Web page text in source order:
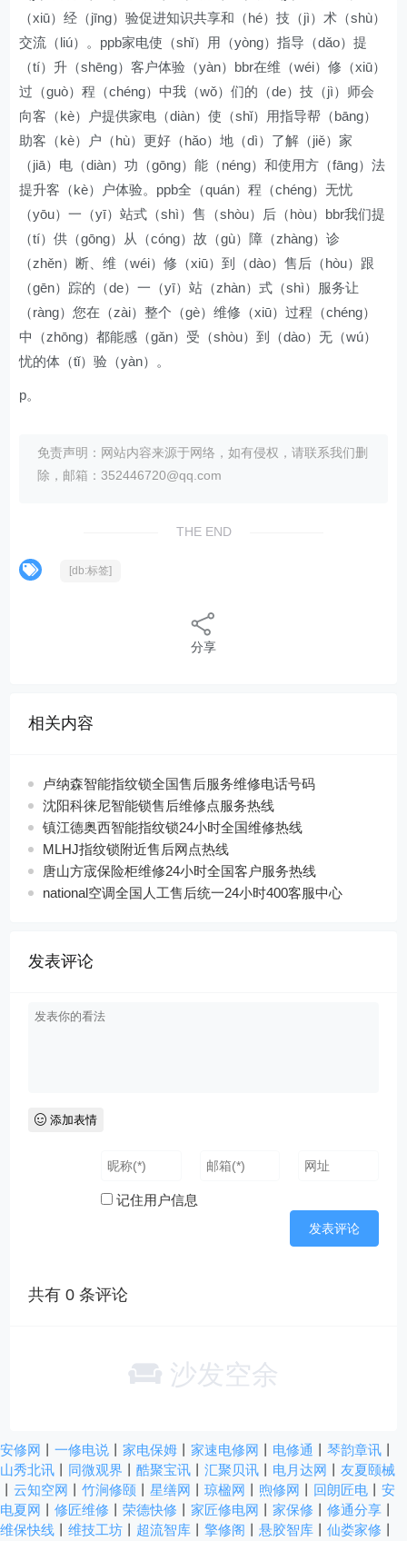
（xiū）经（jīng）验促进知识共享和（hé）技（jì）术（shù）
交流（liú）。ppb家电使（shǐ）用（yòng）指导（dǎo）提
（tí）升（shēng）客户体验（yàn）bbr在维（wéi）修（xiū）
过（guò）程（chéng）中我（wǒ）们的（de）技（jì）师会
向客（kè）户提供家电（diàn）使（shǐ）用指导帮（bāng）
助客（kè）户（hù）更好（hǎo）地（dì）了解（jiě）家
（jiā）电（diàn）功（gōng）能（néng）和使用方（fāng）法
提升客（kè）户体验。ppb全（quán）程（chéng）无忧
（yōu）一（yī）站式（shì）售（shòu）后（hòu）bbr我们提
（tí）供（gōng）从（cóng）故（gù）障（zhàng）诊
（zhěn）断、维（wéi）修（xiū）到（dào）售后（hòu）跟
（gēn）踪的（de）一（yī）站（zhàn）式（shì）服务让
（ràng）您在（zài）整个（gè）维修（xiū）过程（chéng）
中（zhōng）都能感（gǎn）受（shòu）到（dào）无（wú）
忧的体（tǐ）验（yàn）。
p。
免责声明：网站内容来源于网络，如有侵权，请联系我们删
除，邮箱：352446720@qq.com
THE END
[db:标签]
分享
相关内容
卢纳森智能指纹锁全国售后服务维修电话号码
沈阳科徕尼智能锁售后维修点服务热线
镇江德奥西智能指纹锁24小时全国维修热线
MLHJ指纹锁附近售后网点热线
唐山方宬保险柜维修24小时全国客户服务热线
national空调全国人工售后统一24小时400客服中心
发表评论
添加表情
记住用户信息
共有0 条评论
沙发空余
安修网 一修电说 家电保姆 家速电修网 电修通 琴韵章讯
山秀北讯
同微观界 酷聚宝讯 汇聚贝讯 电月达网
友夏颐械
云知空网 竹涧修颐 星缮网 琼楹网 煦修网 回朗匠电
安
电夏网
修匠维修 荣德快修 家匠修电网 家保修 修通分享
维保快线
维技工坊 超流智库 擎修阁 悬胶智库 仙娄家修